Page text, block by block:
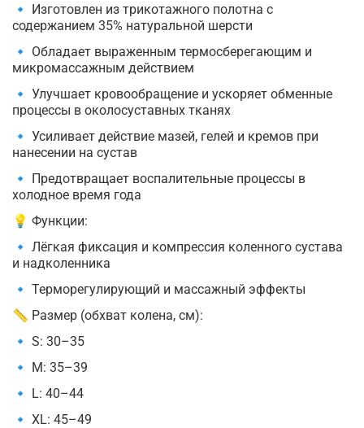
🔹 Изготовлен из трикотажного полотна с
содержанием 35% натуральной шерсти
🔹 Обладает выраженным термосберегающим и
микромассажным действием
🔹 Улучшает кровообращение и ускоряет обменные
процессы в околосуставных тканях
🔹 Усиливает действие мазей, гелей и кремов при
нанесении на сустав
🔹 Предотвращает воспалительные процессы в
холодное время года
💡 Функции:
🔹 Лёгкая фиксация и компрессия коленного сустава
и надколенника
🔹 Терморегулирующий и массажный эффекты
📏 Размер (обхват колена, см):
🔹 S: 30–35
🔹 M: 35–39
🔹 L: 40–44
🔹 XL: 45–49